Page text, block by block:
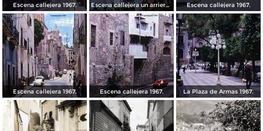
Escena callejera 1967. Escena callejera un arriero 1967. Escena callejera 1967.
Escena callejera 1967. Escena callejera 1967. La Plaza de Armas 1967.